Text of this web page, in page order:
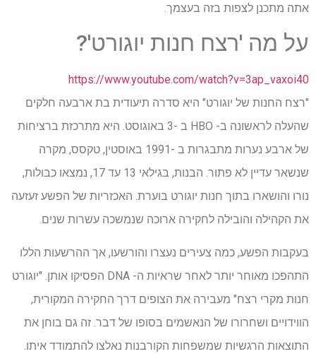
אתה מתכנן לצפות בזה בעצמך.
על מה 'רצח חנות יוגורט'?
https://www.youtube.com/watch?v=3ap_vaxoi40
"רצח החנות של יוגורט" היא סדרה תיעודית בת ארבעה חלקים
שהעלה לראשונה ב- HBO ב -3 באוגוסט. היא מתרכזת ברציחות
של ארבע נערות מתבגרות ב -1991 באוסטין, טקסס, מקרה
שנשאר עדיין לא פתור. הבנות, בגילאי 13 עד 17, נמצאו כבולות,
נורו והושארו בתוך חנות יוגורט בוערת. האכזריות של הפשע זעזעה
את הקהילה והובילה לחקירה ארוכה שנמשכה עשרות שנים.
בעקבות הפשע, כמה צעירים נעצרו והורשעו, אך ההרשעות הללו
התהפכו מאוחר יותר לאחר שראיות ה- DNA הפסיקו אותן. "יוגורט
חנות מקרי רצח" מעבירה את הצופים דרך החקירה המקורית,
הווידויים ושחרורו של הנאשמים בסופו של דבר. זה גם בוחן את
התוצאות הרגשיות שמשפחות הקורבנות נאלצו להתמודד איתו.